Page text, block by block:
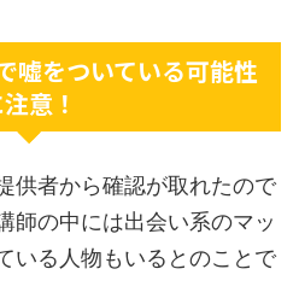
嘘をついている可能性
意！
供者から確認が取れたので
師の中には出会い系のマッ
いる人物もいるとのことで